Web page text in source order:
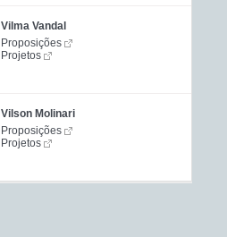
Vilma Vandal
Proposições
Projetos
Vilson Molinari
Proposições
Projetos